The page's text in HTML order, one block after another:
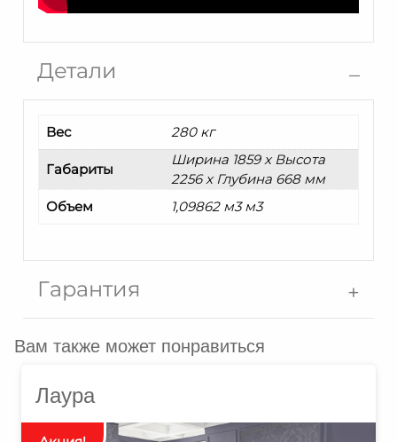
Детали
Вес 280 кг
Габариты
Ширина 1859 x Высота
2256 x Глубина 668 мм
Объем
1,09862 м3 м3
Гарантия
Вам также может понравиться
Лаура